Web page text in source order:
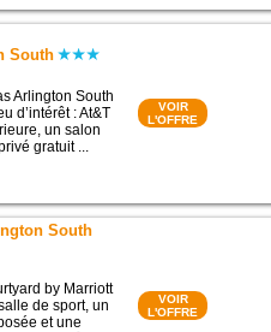
South
Arlington South
d’intérêt : At&T
un salon
gratuit ...
VOIR
L'OFFRE
South
by Marriott
de sport, un
et une
VOIR
L'OFFRE